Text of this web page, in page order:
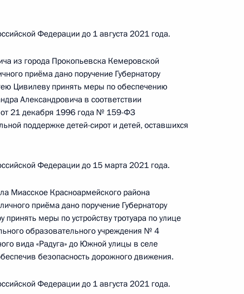
данное по итогам личного приёма
Кемеровской области – Кузбасса,
Российской Федерации помощником
начальником Контрольного управления
Шальковым в Приёмной Президента
в Москве 17 февраля 2022 года
по итогам личного приёма в режиме видео-
области – Кузбасса, проведённого
Федерации помощником Президента
Контрольного управления Президента
17 февраля 2022 года
Федерации до 1 августа 2021 года.
из города Прокопьевска Кемеровской
приёма дано поручение Губернатору
Цивилеву принять меры по обеспечению
Александровича в соответствии
21 декабря 1996 года № 159-ФЗ
поддержке детей-сирот и детей, оставшихся
Федерации до 15 марта 2021 года.
Миасское Красноармейского района
приёма дано поручение Губернатору
меры по устройству тротуара по улице
образовательного учреждения № 4
вида «Радуга» до Южной улицы в селе
безопасность дорожного движения.
Федерации до 1 августа 2021 года.